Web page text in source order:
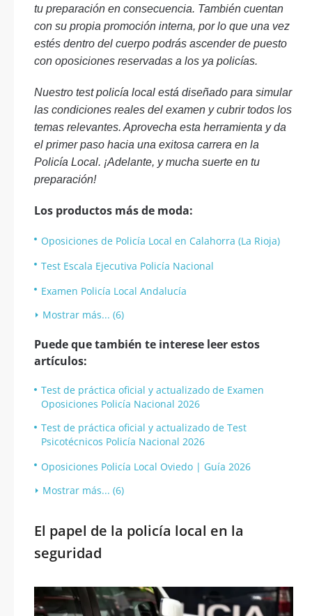
tu preparación en consecuencia. También cuentan
con su propia promoción interna, por lo que una vez
estés dentro del cuerpo podrás ascender de puesto
con oposiciones reservadas a los ya policías.
Nuestro test policía local está diseñado para simular
las condiciones reales del examen y cubrir todos los
temas relevantes. Aprovecha esta herramienta y da
el primer paso hacia una exitosa carrera en la
Policía Local. ¡Adelante, y mucha suerte en tu
preparación!
Los productos más de moda:
Oposiciones de Policía Local en Calahorra (La Rioja)
Test Escala Ejecutiva Policía Nacional
Examen Policía Local Andalucía
Mostrar más... (6)
Puede que también te interese leer estos
artículos:
Test de práctica oficial y actualizado de Examen
Oposiciones Policía Nacional 2026
Test de práctica oficial y actualizado de Test
Psicotécnicos Policía Nacional 2026
Oposiciones Policía Local Oviedo | Guía 2026
Mostrar más... (6)
El papel de la policía local en la
seguridad